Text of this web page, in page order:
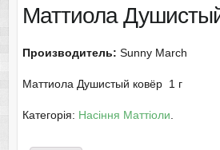
Маттиола
Производитель: Sunny March
Маттиола Душистый ковёр 1 г
Категорія: Насіння Маттіоли